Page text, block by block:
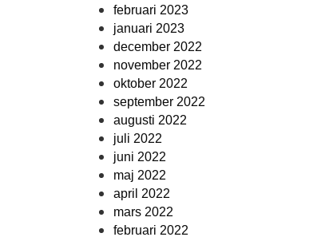
februari 2023
januari 2023
december 2022
november 2022
oktober 2022
september 2022
augusti 2022
juli 2022
juni 2022
maj 2022
april 2022
mars 2022
februari 2022